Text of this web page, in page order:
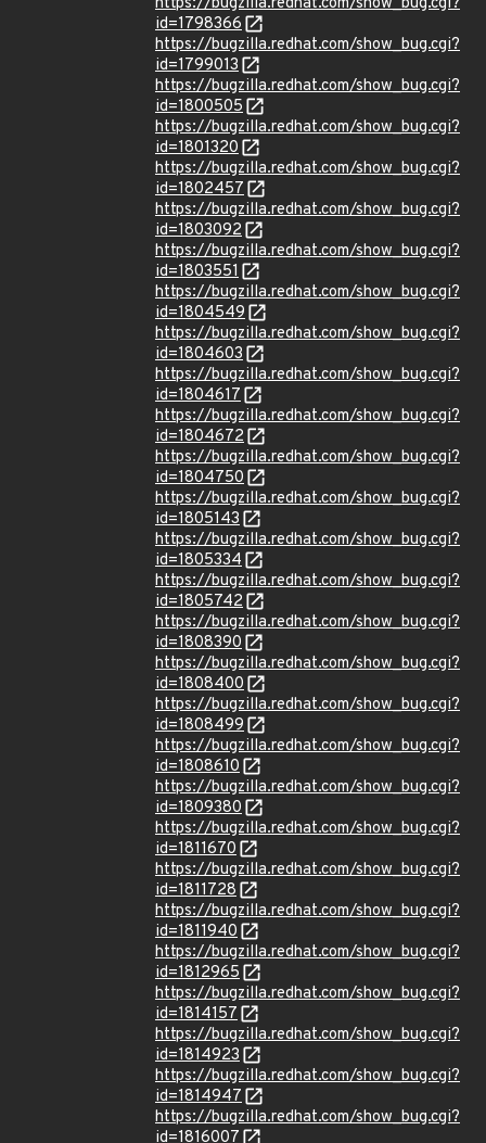
id=1798366
https://bugzilla.redhat.com/show_bug.cgi?
id=1799013
https://bugzilla.redhat.com/show_bug.cgi?
id=1800505
https://bugzilla.redhat.com/show_bug.cgi?
id=1801320
https://bugzilla.redhat.com/show_bug.cgi?
id=1802457
https://bugzilla.redhat.com/show_bug.cgi?
id=1803092
https://bugzilla.redhat.com/show_bug.cgi?
id=1803551
https://bugzilla.redhat.com/show_bug.cgi?
id=1804549
https://bugzilla.redhat.com/show_bug.cgi?
id=1804603
https://bugzilla.redhat.com/show_bug.cgi?
id=1804617
https://bugzilla.redhat.com/show_bug.cgi?
id=1804672
https://bugzilla.redhat.com/show_bug.cgi?
id=1804750
https://bugzilla.redhat.com/show_bug.cgi?
id=1805143
https://bugzilla.redhat.com/show_bug.cgi?
id=1805334
https://bugzilla.redhat.com/show_bug.cgi?
id=1805742
https://bugzilla.redhat.com/show_bug.cgi?
id=1808390
https://bugzilla.redhat.com/show_bug.cgi?
id=1808400
https://bugzilla.redhat.com/show_bug.cgi?
id=1808499
https://bugzilla.redhat.com/show_bug.cgi?
id=1808610
https://bugzilla.redhat.com/show_bug.cgi?
id=1809380
https://bugzilla.redhat.com/show_bug.cgi?
id=1811670
https://bugzilla.redhat.com/show_bug.cgi?
id=1811728
https://bugzilla.redhat.com/show_bug.cgi?
id=1811940
https://bugzilla.redhat.com/show_bug.cgi?
id=1812965
https://bugzilla.redhat.com/show_bug.cgi?
id=1814157
https://bugzilla.redhat.com/show_bug.cgi?
id=1814923
https://bugzilla.redhat.com/show_bug.cgi?
id=1814947
https://bugzilla.redhat.com/show_bug.cgi?
id=1816007